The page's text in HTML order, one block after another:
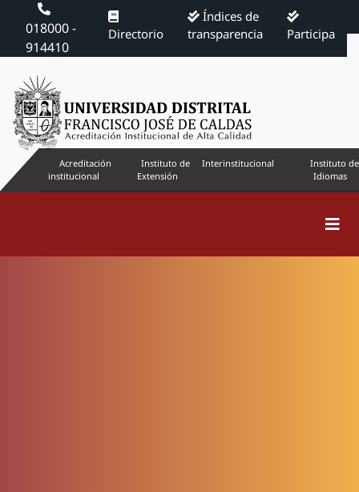
018000 -
914410
Directorio
Índices de
transparencia
Participa
Acreditación
institucional
Instituto de
Extensión
Interinstitucional
Instituto de
Idiomas